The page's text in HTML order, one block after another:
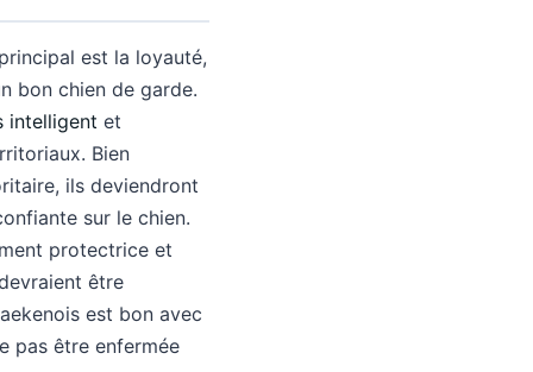
est la loyauté,
bon chien de garde.
intelligent et
Bien
ils deviendront
sur le chien.
protectrice et
être
est bon avec
pas être enfermée